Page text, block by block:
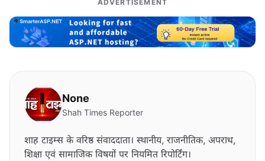
ADVERTISEMENT
None
Shah Times Reporter
शाह टाइम्स के वरिष्ठ संवाददाता। स्थानीय, राजनीतिक, अपराध,
शिक्षा एवं सामाजिक विषयों पर नियमित रिपोर्टिंग।